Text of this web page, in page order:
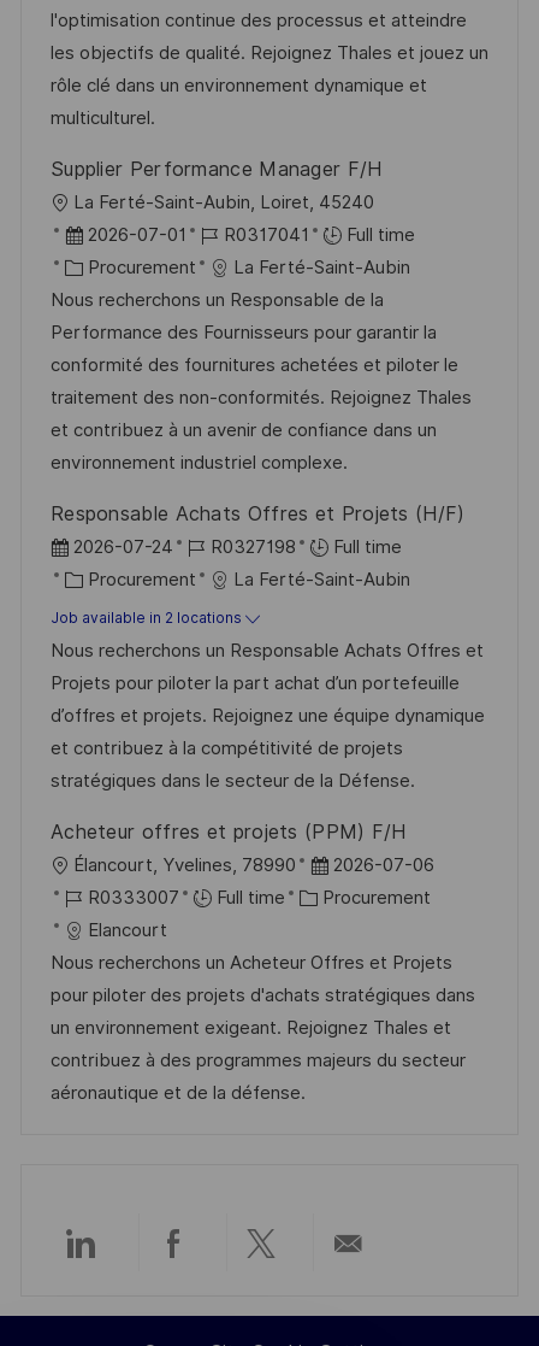
i
o
n
d
D
a
d
g
o
r
l'optimisation continue des processus et atteindre
les objectifs de qualité. Rejoignez Thales et jouez un
rôle clé dans un environnement dynamique et
multiculturel.
Supplier Performance Manager F/H
L
o
c
a
t
i
o
n
La Ferté-Saint-Aubin, Loiret, 45240
P
o
s
t
e
d
D
a
e
2026-07-01
J
o
b
d
R0317041
Full time
C
a
t
e
g
o
r
Procurement
La Ferté-Saint-Aubin
Nous recherchons un Responsable de la
Performance des Fournisseurs pour garantir la
conformité des fournitures achetées et piloter le
traitement des non-conformités. Rejoignez Thales
et contribuez à un avenir de confiance dans un
environnement industriel complexe.
Responsable Achats Offres et Projets (H/F)
P
o
s
t
e
d
D
a
e
2026-07-24
J
o
b
I
d
R0327198
Full time
C
a
t
e
g
o
r
Procurement La Ferté-Saint-Aubin
Job available in 2 locations
Nous recherchons un Responsable Achats Offres et
Projets pour piloter la part achat d’un portefeuille
d’offres et projets. Rejoignez une équipe dynamique
et contribuez à la compétitivité de projets
stratégiques dans le secteur de la Défense.
Acheteur offres et projets (PPM) F/H
L
o
c
a
t
i
o
n
Élancourt, Yvelines, 78990
P
o
t
e
d
D
2026-07-06
J
o
b
I
d
R0333007 Full time
C
t
e
g
o
r
Procurement
Elancourt
Nous recherchons un Acheteur Offres et Projets
pour piloter des projets d'achats stratégiques dans
un environnement exigeant. Rejoignez Thales et
contribuez à des programmes majeurs du secteur
aéronautique et de la défense.
Share
via
Share
via
Share
via
via